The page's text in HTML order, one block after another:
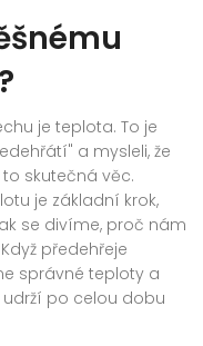
je teplota. To je
a mysleli, že
to skutečná věc.
je základní krok,
se divíme, proč nám
předehřeje
správné teploty a
udrží po celou dobu